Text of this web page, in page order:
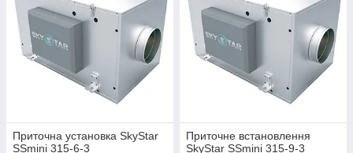
Приточна установка SkyStar
SSmini 315-6-3
Приточне встановлення
SkyStar SSmini 315-9-3